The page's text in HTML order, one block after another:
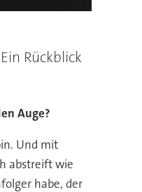
Rückblick
Auge?
Und mit
abstreift wie
habe, der